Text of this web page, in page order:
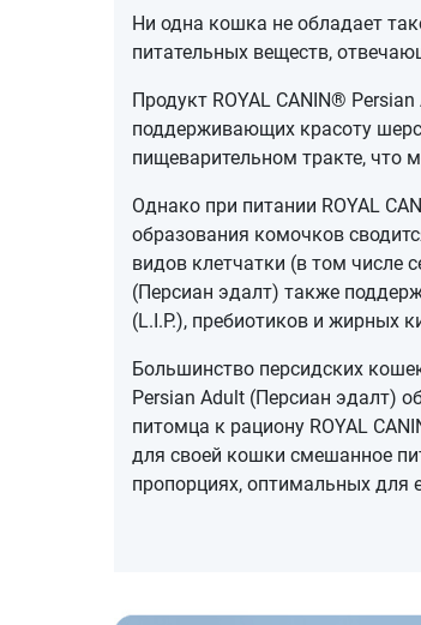
Ни одна кошка не обладает
питательных веществ,
Продукт ROYAL CANIN®
поддерживающих красоту
пищеварительном тракте,
Однако при питании ROYAL
образования комочков
видов клетчатки (в том числе
(Персиан эдалт) также
(L.I.P.), пребиотиков и жирных
Большинство персидских
Persian Adult (Персиан эдалт)
питомца к рациону ROYAL
для своей кошки смешанное
пропорциях, оптимальных для